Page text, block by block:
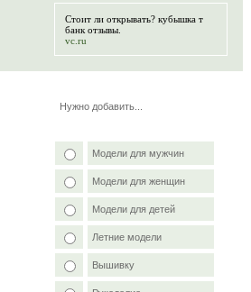
Стоит ли открывать? кубышка т
банк отзывы.
vc.ru
Нужно добавить...
Модели для мужчин
Модели для женщин
Модели для детей
Летние модели
Вышивку